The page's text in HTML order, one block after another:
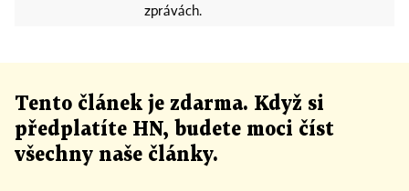
zprávách.
Tento článek je zdarma. Když si
předplatíte HN, budete moci číst
všechny naše články.